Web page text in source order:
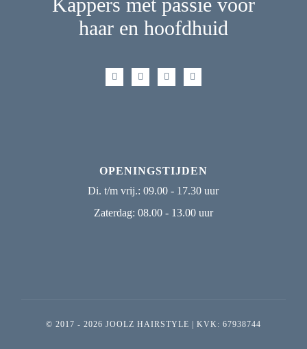
haar en hoofdhuid
OPENINGSTIJDEN
Di. t/m vrij.: 09.00 - 17.30 uur
Zaterdag: 08.00 - 13.00 uur
© 2017 - 2026 JOOLZ HAIRSTYLE | KVK: 67938744